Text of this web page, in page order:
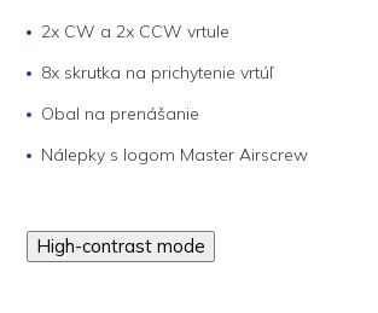
2x CW a 2x CCW vrtule
8x skrutka na prichytenie vrtúľ
Obal na prenášanie
Nálepky s logom Master Airscrew
High-contrast mode